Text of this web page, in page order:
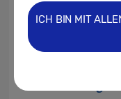
Visual
Electronics.
ICH BIN MIT